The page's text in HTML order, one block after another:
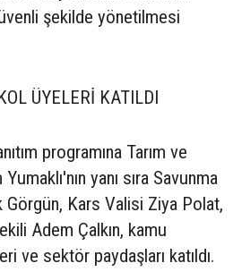
şekilde yönetilmesi
ÜYELERİ KATILDI
programına Tarım ve
yanı sıra Savunma
Görgün, Kars Valisi Ziya Polat,
Adem Çalkın, kamu
ve sektör paydaşları katıldı.